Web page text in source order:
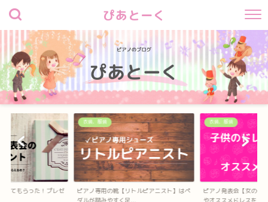
ぴあとーく
してもらった！プレゼ
衣装、服装
ピアノ専用の靴【リトルピアニスト】はペ
ダルが踏みやすく足...
衣装、服装
ピアノ発表会【女の子
やオススメドレスを...